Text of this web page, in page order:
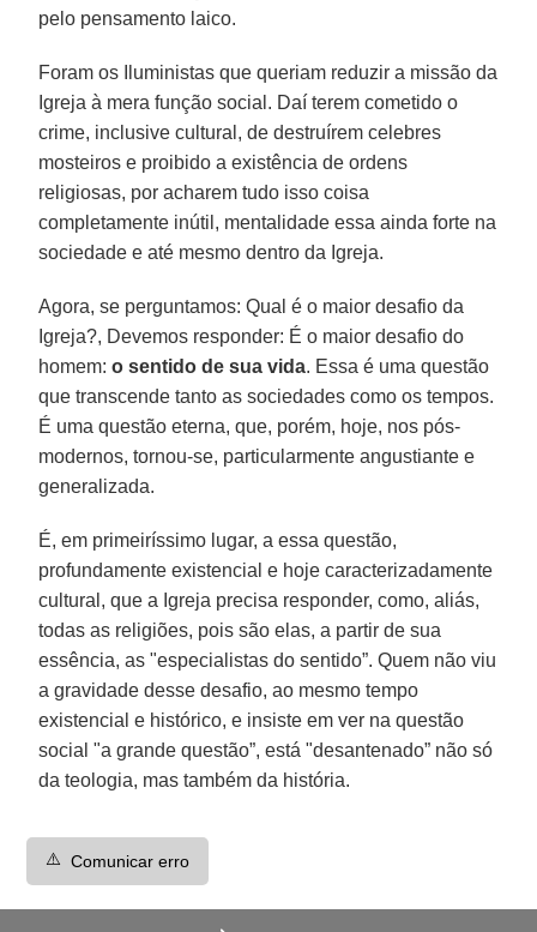
pelo pensamento laico.
Foram os Iluministas que queriam reduzir a missão da
Igreja à mera função social. Daí terem cometido o
crime, inclusive cultural, de destruírem celebres
mosteiros e proibido a existência de ordens
religiosas, por acharem tudo isso coisa
completamente inútil, mentalidade essa ainda forte na
sociedade e até mesmo dentro da Igreja.
Agora, se perguntamos: Qual é o maior desafio da
Igreja?, Devemos responder: É o maior desafio do
homem:o sentido de sua vida. Essa é uma questão
que transcende tanto as sociedades como os tempos.
É uma questão eterna, que, porém, hoje, nos pós-
modernos, tornou-se, particularmente angustiante e
generalizada.
É, em primeiríssimo lugar, a essa questão,
profundamente existencial e hoje caracterizadamente
cultural, que a Igreja precisa responder, como, aliás,
todas as religiões, pois são elas, a partir de sua
essência, as "especialistas do sentido”. Quem não viu
a gravidade desse desafio, ao mesmo tempo
existencial e histórico, e insiste em ver na questão
social "a grande questão”, está "desantenado” não só
da teologia, mas também da história.
⚠️ Comunicar erro